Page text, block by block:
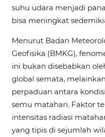
suhu udara menjadi
bisa meningkat
Menurut Badan
Geofisika (BMKG),
ini bukan disebabkan
global semata,
perpaduan antara
semu matahari. Faktor
intensitas radiasi
yang tipis di sejumlah